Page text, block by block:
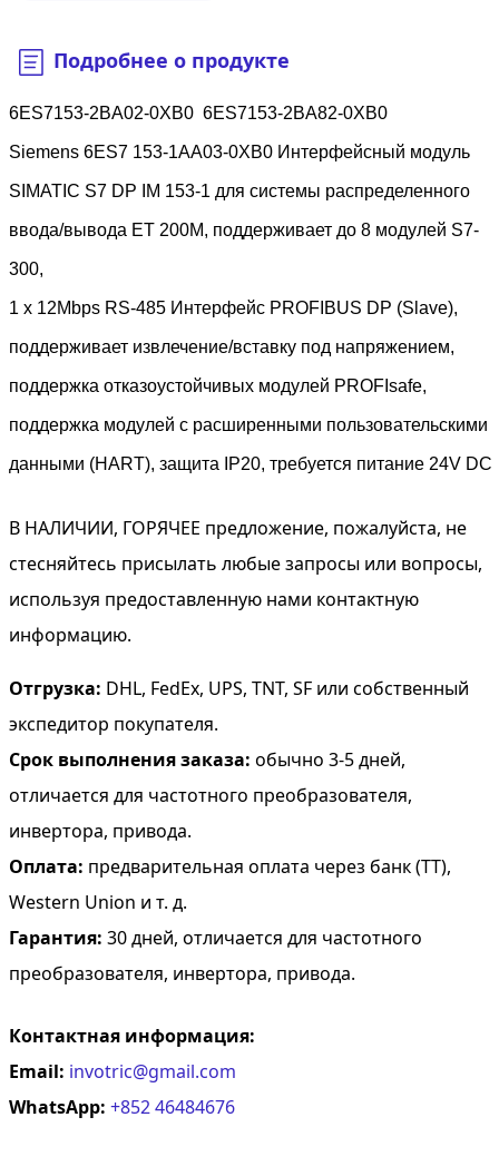
Подробнее о продукте
6ES7153-2BA02-0XB0 6ES7153-2BA82-0XB0
Siemens 6ES7 153-1AA03-0XB0 Интерфейсный модуль
SIMATIC S7 DP IM 153-1 для системы распределенного
ввода/вывода ET 200M, поддерживает до 8 модулей S7-
300,
1 x 12Mbps RS-485 Интерфейс PROFIBUS DP (Slave),
поддерживает извлечение/вставку под напряжением,
поддержка отказоустойчивых модулей PROFIsafe,
поддержка модулей с расширенными пользовательскими
данными (HART), защита IP20, требуется питание 24V DC
В НАЛИЧИИ, ГОРЯЧЕЕ предложение, пожалуйста, не
стесняйтесь присылать любые запросы или вопросы,
используя предоставленную нами контактную
информацию.
Отгрузка: DHL, FedEx, UPS, TNT, SF или собственный
экспедитор покупателя.
Срок выполнения заказа: обычно 3-5 дней,
отличается для частотного преобразователя,
инвертора, привода.
Оплата: предварительная оплата через банк (TT),
Western Union и т. д.
Гарантия: 30 дней, отличается для частотного
преобразователя, инвертора, привода.
Контактная информация:
Email: invotric@gmail.com
WhatsApp: +852 46484676